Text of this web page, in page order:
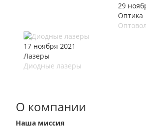
29
Оптика
17 ноября 2021
Лазеры
Диодные лазеры
О компании
Наша миссия